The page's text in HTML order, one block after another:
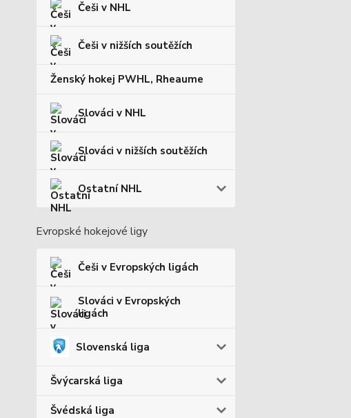
Češi v NHL
Češi v nižších soutěžích
Ženský hokej PWHL, Rheaume
Slováci v NHL
Slováci v nižších soutěžích
Ostatní NHL
Evropské hokejové ligy
Češi v Evropských ligách
Slováci v Evropských
ligách
Slovenská liga
Švýcarská liga
Švédská liga